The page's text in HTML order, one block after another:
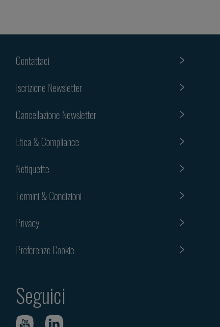
Contattaci
Iscrizione Newsletter
Cancellazione Newsletter
Etica & Compliance
Netiquette
Termini & Condizioni
Privacy
Preferenze Cookie
Seguici